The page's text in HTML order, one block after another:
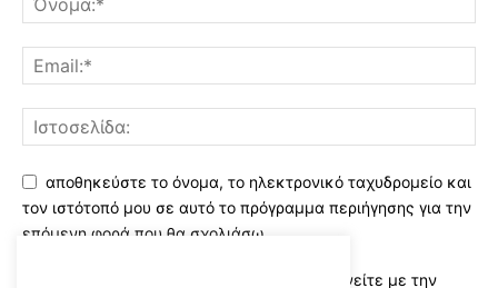
αποθηκεύστε το όνομα, το ηλεκτρονικό ταχυδρομείο και
τον ιστότοπό μου σε αυτό το πρόγραμμα περιήγησης για την
επόμενη φορά που θα σχολιάσω.
Χρησιμοποιώντας αυτό το έντυπο συμφωνείτε με την